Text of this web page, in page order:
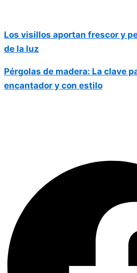
Los visillos aportan frescor y
de la luz
Pérgolas de madera: La clave
encantador y con estilo